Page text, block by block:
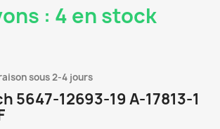
: 4 en stock
sous 2-4 jours
5647-12693-19 A-17813-1